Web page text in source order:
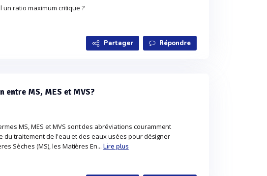
un ratio maximum critique ?
Partager Répondre
entre MS, MES et MVS?
MS, MES et MVS sont des abréviations couramment
du traitement de l'eau et des eaux usées pour désigner
Sèches (MS), les Matières En...Lire plus